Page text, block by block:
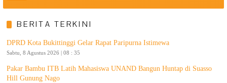
BERITA TERKINI
DPRD Kota Bukittinggi Gelar Rapat Paripurna Istimewa
Sabtu, 8 Agustus 2026 | 08 : 35
Pakar Bambu ITB Latih Mahasiswa UNAND Bangun Huntap di Suasso
Hill Gunung Nago